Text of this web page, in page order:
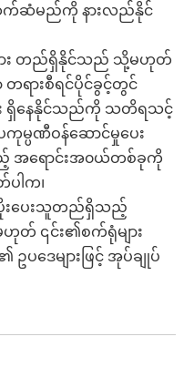
ဆံမည်ကို နားလည်နိုင်
ား တည်ရှိနိုင်သည် သို့မဟုတ်
တရားစီရင်ပိုင်ခွင့်တွင်
ရှိနေနိုင်သည်ကို သတိရသင့်
မ္ပဏီဝန်ဆောင်မှုပေး
အရောင်းအ၀ယ်တစ်ခုကို
ါက၊
းပေးသူတည်ရှိသည့်
ဟုတ် ၎င်း၏စက်ရုံများ
ဒေများဖြင့် အုပ်ချုပ်